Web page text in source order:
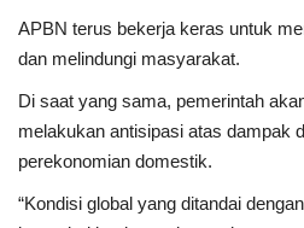
APBN terus bekerja keras untuk
dan melindungi masyarakat.
Di saat yang sama, pemerintah
melakukan antisipasi atas dampak
perekonomian domestik.
“Kondisi global yang ditandai